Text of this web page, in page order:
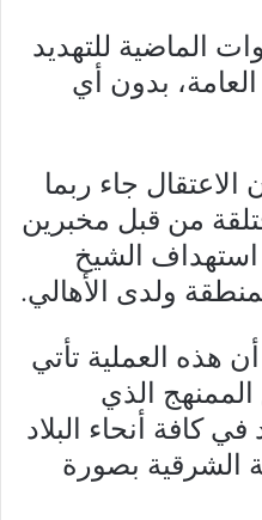
الماضية للتهديد
بدون أي
جاء ربما
من قبل مخبرين
استهداف الشيخ
ولدى الأهالي.
هذه العملية تأتي
الذي
كافة أنحاء البلاد
الشرقية بصورة